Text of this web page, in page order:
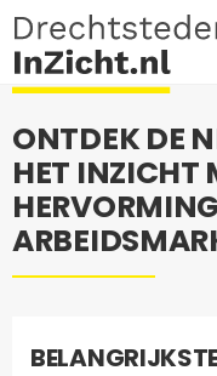
ONTDEK DE
HET INZICHT
HERVORMING